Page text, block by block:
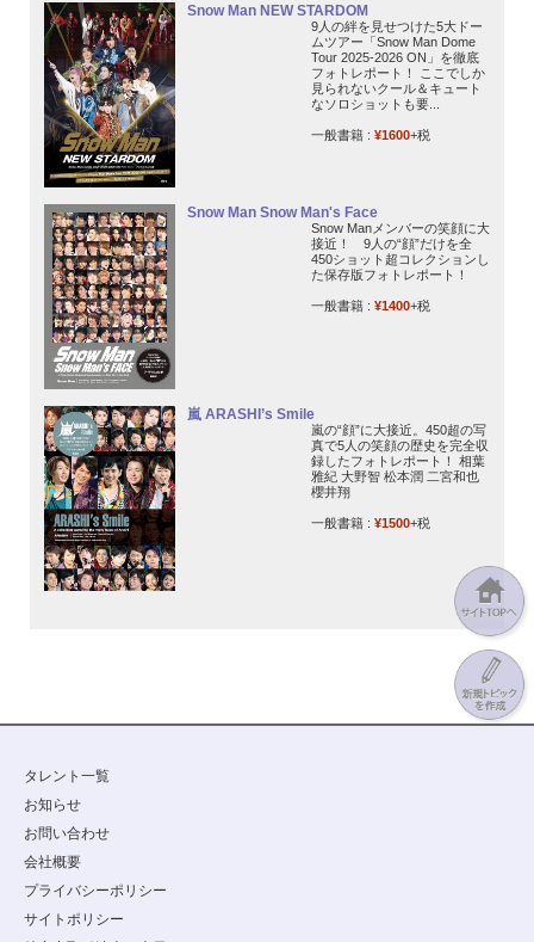
Snow Man NEW STARDOM
9人の絆を見せつけた5大ドー
ムツアー「Snow Man Dome
Tour 2025-2026 ON」を徹底
フォトレポート！ ここでしか
見られないクール＆キュート
なソロショットも要...
一般書籍 : ¥1600+税
Snow Man Snow Man's Face
Snow Manメンバーの笑顔に大
接近！ 9人の“顔”だけを全
450ショット超コレクションし
た保存版フォトレポート！
一般書籍 : ¥1400+税
嵐 ARASHI’s Smile
嵐の“顔”に大接近。450超の写
真で5人の笑顔の歴史を完全収
録したフォトレポート！ 相葉
雅紀 大野智 松本潤 二宮和也
櫻井翔
一般書籍 : ¥1500+税
タレント一覧
お知らせ
お問い合わせ
会社概要
プライバシーポリシー
サイトポリシー